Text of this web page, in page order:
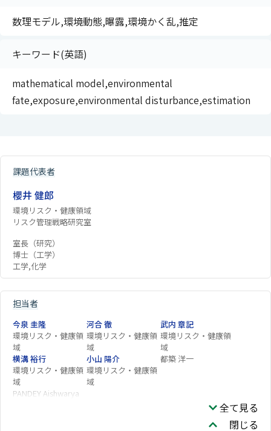
数理モデル,環境動態,曝露,環境かく乱,推定
キーワード(英語)
mathematical model,environmental
fate,exposure,environmental disturbance,estimation
課題代表者
櫻井 健郎
環境リスク・健康領域
リスク管理戦略研究室
室長（研究）
博士（工学）
工学,化学
担当者
今泉 圭隆
環境リスク・健康領
域
河合 徹
環境リスク・健康領
域
武内 章記
環境リスク・健康領
域
横溝 裕行
環境リスク・健康領
域
小山 陽介
環境リスク・健康領
域
都築 洋一
PANDEY Aishwarya
全て見る
閉じる